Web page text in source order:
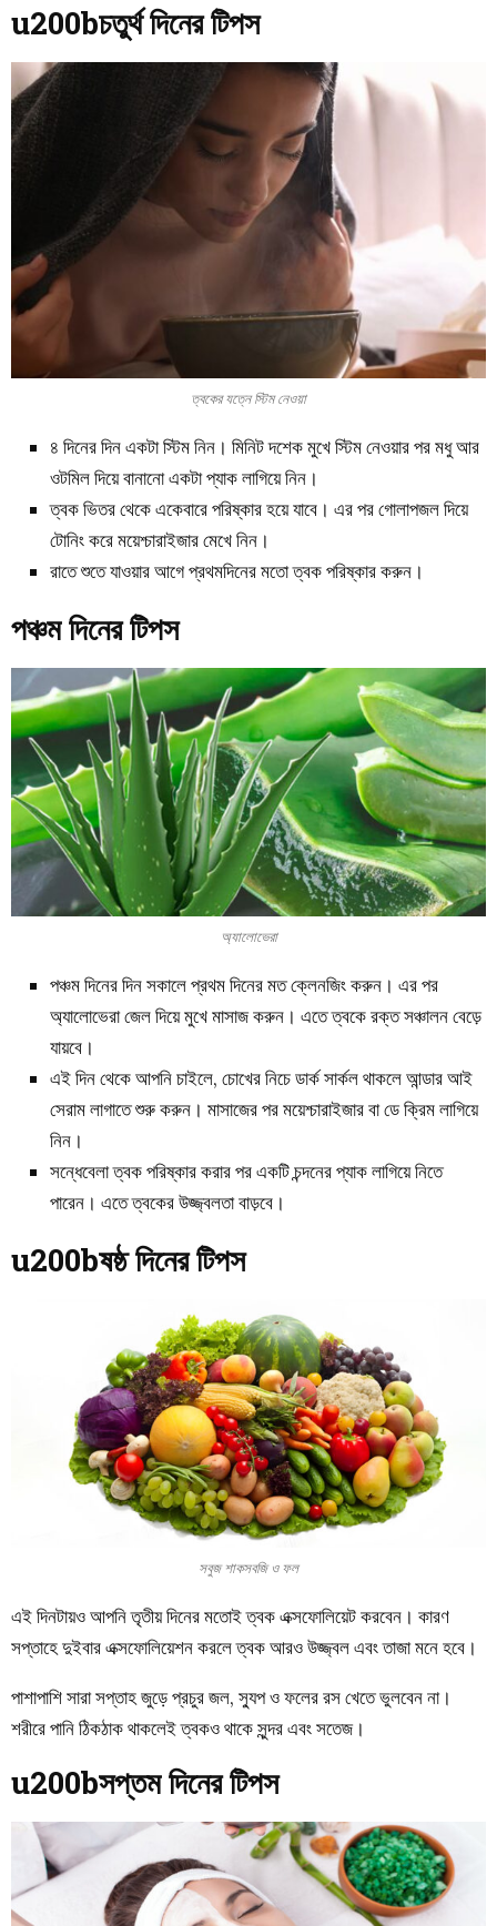
u200bচতুর্থ দিনের টিপস
ত্বকের যত্নে স্টিম নেওয়া
৪ দিনের দিন একটা স্টিম নিন। মিনিট দশেক মুখে স্টিম নেওয়ার পর মধু আর
ওটমিল দিয়ে বানানো একটা প্যাক লাগিয়ে নিন।
ত্বক ভিতর থেকে একেবারে পরিষ্কার হয়ে যাবে। এর পর গোলাপজল দিয়ে
টোনিং করে ময়েশ্চারাইজার মেখে নিন।
রাতে শুতে যাওয়ার আগে প্রথমদিনের মতো ত্বক পরিষ্কার করুন।
পঞ্চম দিনের টিপস
অ্যালোভেরা
পঞ্চম দিনের দিন সকালে প্রথম দিনের মত ক্লেনজিং করুন। এর পর
অ্যালোভেরা জেল দিয়ে মুখে মাসাজ করুন। এতে ত্বকে রক্ত সঞ্চালন বেড়ে
যায়বে।
এই দিন থেকে আপনি চাইলে, চোখের নিচে ডার্ক সার্কল থাকলে আন্ডার আই
সেরাম লাগাতে শুরু করুন। মাসাজের পর ময়েশ্চারাইজার বা ডে ক্রিম লাগিয়ে
নিন।
সন্ধেবেলা ত্বক পরিষ্কার করার পর একটি চন্দনের প্যাক লাগিয়ে নিতে
পারেন। এতে ত্বকের উজ্জ্বলতা বাড়বে।
u200bষষ্ঠ দিনের টিপস
সবুজ শাকসবজি ও ফল
এই দিনটায়ও আপনি তৃতীয় দিনের মতোই ত্বক এক্সফোলিয়েট করবেন। কারণ
সপ্তাহে দুইবার এক্সফোলিয়েশন করলে ত্বক আরও উজ্জ্বল এবং তাজা মনে হবে।
পাশাপাশি সারা সপ্তাহ জুড়ে প্রচুর জল, স্যুপ ও ফলের রস খেতে ভুলবেন না।
শরীরে পানি ঠিকঠাক থাকলেই ত্বকও থাকে সুন্দর এবং সতেজ।
u200bসপ্তম দিনের টিপস